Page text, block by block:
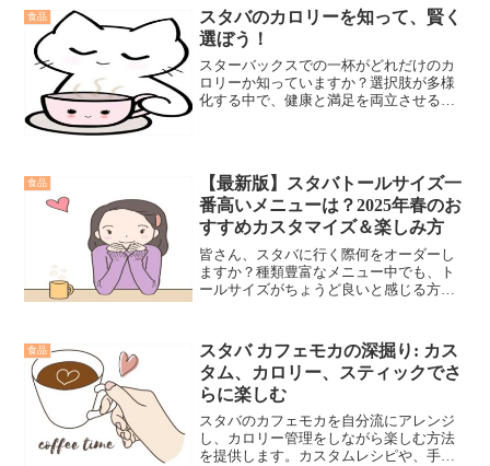
食品
スタバのカロリーを知って、賢く
選ぼう！
スターバックスでの一杯がどれだけのカ
ロリーか知っていますか？選択肢が多様
化する中で、健康と満足を両立させるた
う。
食品
【最新版】スタバトールサイズ一
番高いメニューは？2025年春のお
すすめカスタマイズ＆楽しみ方
皆さん、スタバに行く際何をオーダーし
ますか？種類豊富なメニュー中でも、ト
ールサイズがちょうど良いと感じる方も
か？トールサイズは中間のサイズで、休
憩にぴったりな量。高価なメニューは特
別な飲み物や限定メニューが多いです。
その価格は、素材の質や製法によるも
の。次回スタバを訪れる際、豪華な一杯
を楽しむために、一番高いメニューを試
してみてはいかがでしょうか？
食品
スタバ カフェモカの深掘り: カス
タム、カロリー、スティックでさ
らに楽しむ
スタバのカフェモカを自分流にアレンジ
し、カロリー管理をしながら楽しむ方法
を提供します。カスタムレシピや、手軽